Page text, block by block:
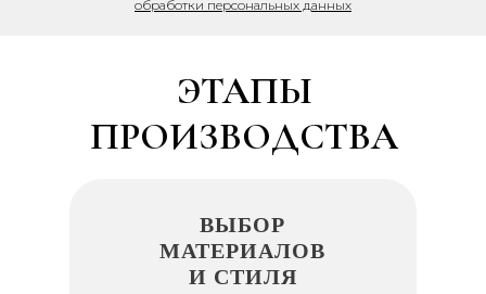
обработки персональных данных
ВЫБОР
МАТЕРИАЛОВ
И СТИЛЯ
ЭТАПЫ
ПРОИЗВОДСТВА